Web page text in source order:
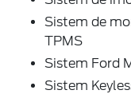
Sistem de
TPMS
Sistem Ford
Sistem